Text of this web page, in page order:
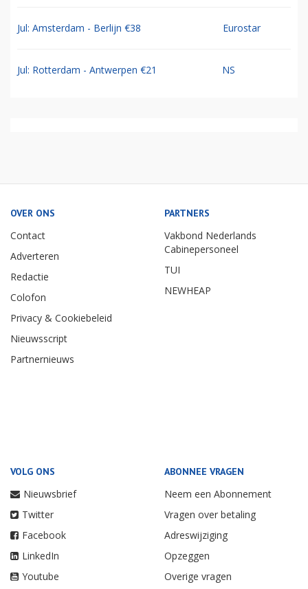
Jul: Amsterdam - Berlijn €38 Eurostar
Jul: Rotterdam - Antwerpen €21 NS
OVER ONS
Contact
Adverteren
Redactie
Colofon
Privacy & Cookiebeleid
Nieuwsscript
Partnernieuws
PARTNERS
Vakbond Nederlands
Cabinepersoneel
TUI
NEWHEAP
VOLG ONS
Nieuwsbrief
Twitter
Facebook
LinkedIn
Youtube
ABONNEE VRAGEN
Neem een Abonnement
Vragen over betaling
Adreswijziging
Opzeggen
Overige vragen